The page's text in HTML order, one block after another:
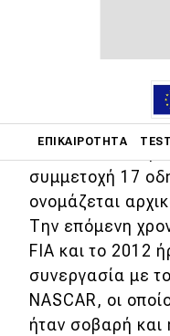
ΕΠΙΚΑΙΡΌΤΗΤΑ
Main navigation
Επικαιρότητα
Νέα μοντέλα
Πρωτότυπα
Ελλάδα
του Γάλλου
Galpin και της
FJ. Το 2009
συμμετοχή 17
ονομάζεται
Την επόμενη
FIA και το 2012
συνεργασία με
NASCAR, οι
ήταν σοβαρή και